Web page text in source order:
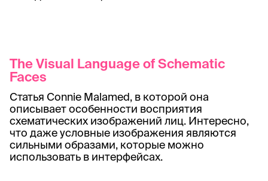
The Visual Language of Schematic
Faces
Статья Connie Malamed, в которой она
описывает особенности восприятия
схематических изображений лиц. Интересно,
что даже условные изображения являются
сильными образами, которые можно
использовать в интерфейсах.